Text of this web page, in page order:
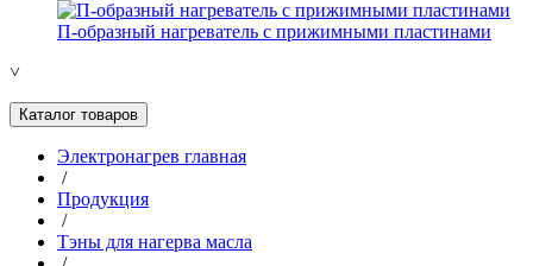
П-образный нагреватель с прижимными пластинами
˅
Каталог товаров
Электронагрев главная
/
Продукция
/
Тэны для нагерва масла